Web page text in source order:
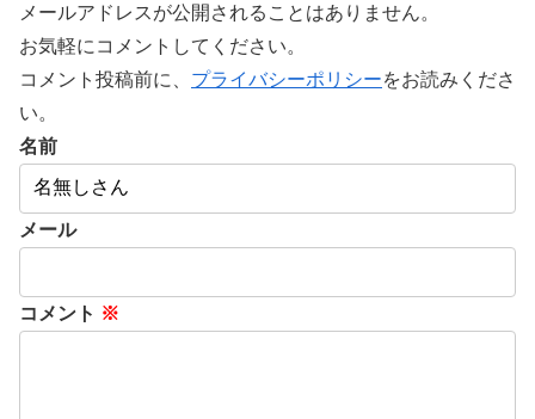
メールアドレスが公開されることはありません。
お気軽にコメントしてください。
コメント投稿前に、 プライバシーポリシーをお読みくださ
い。
名前
メール
コメント ※